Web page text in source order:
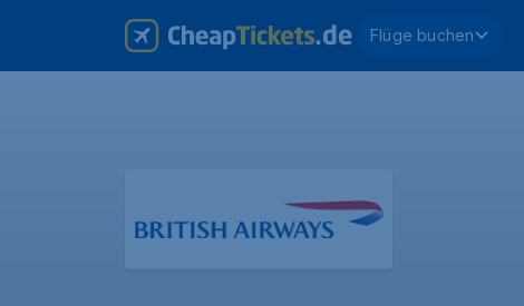
Flüge buchen